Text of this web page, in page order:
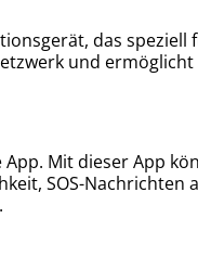
das
und ermöglicht
Mit dieser App
SOS-Nachrichten